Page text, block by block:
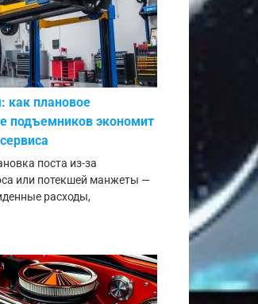
как плановое
подъемников экономит
поста из-за
или потекшей манжеты —
расходы,